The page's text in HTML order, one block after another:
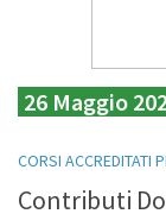
26 Maggio
CORSI ACCREDITATI
Contributi